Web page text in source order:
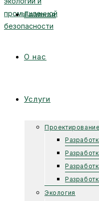
Главная
О нас
Услуги
Проектирование
Экология